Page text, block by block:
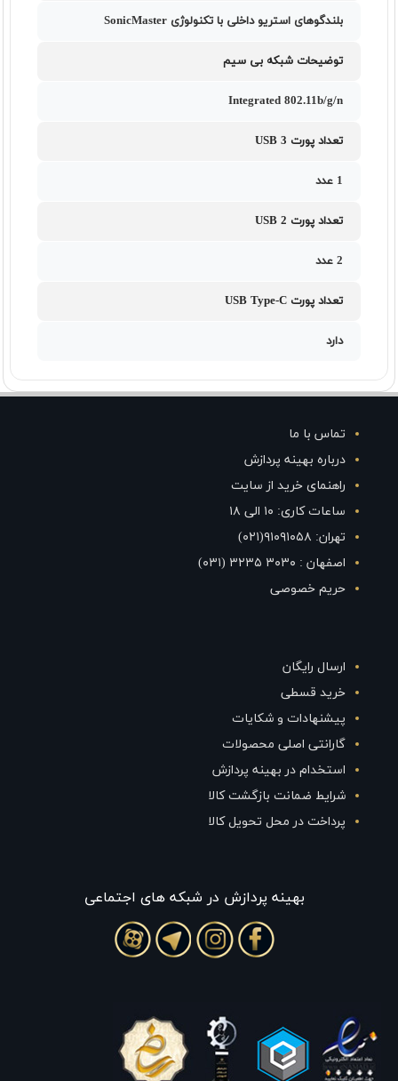
بلندگوهای استریو داخلی با تکنولوژی SonicMaster
توضیحات شبکه بی سیم
Integrated 802.11b/g/n
تعداد پورت USB 3
1 عدد
تعداد پورت USB 2
2 عدد
تعداد پورت USB Type-C
دارد
تماس با ما
درباره بهینه پردازش
راهنمای خرید از سایت
ساعات کاری: ۱۰ الی ۱۸
تهران: ۹۱۰۹۱۰۵۸(۰۲۱)
اصفهان : ۳۰۳۰ ۳۲۳۵ (۰۳۱)
حریم خصوصی
ارسال رایگان
خرید قسطی
پیشنهادات و شکایات
گارانتی اصلی محصولات
استخدام در بهینه پردازش
شرایط ضمانت بازگشت کالا
پرداخت در محل تحویل کالا
بهينه پردازش در شبکه های اجتماعی